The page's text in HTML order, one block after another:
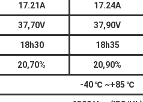
17.21A 17.24A
37,70V 37,90V
18h30 18h35
20,70% 20,90%
-40℃ ~+85 ℃